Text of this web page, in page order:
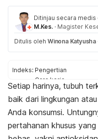
Ditinjau secara medis
M.Kes. · Magister
Ditulis oleh Winona Katyusha
Indeks: Pengertian
Cara kerja
Sumber antioksidan
Pencegahan penyakit
Setiap harinya, tubuh
baik dari lingkungan
Anda konsumsi.
pertahanan khusus